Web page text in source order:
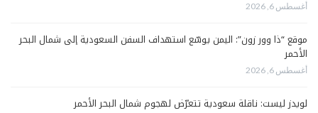
أغسطس 6, 2026
موقع “ذا وور زون”: اليمن يوسّع استهداف السفن السعودية إلى شمال البحر
الأحمر
أغسطس 6, 2026
لويدز ليست: ناقلة سعودية تتعرّض لهجوم شمال البحر الأحمر